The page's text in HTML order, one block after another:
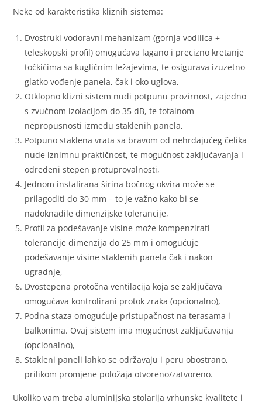
Neke od karakteristika kliznih sistema:
Dvostruki vodoravni mehanizam (gornja vodilica +
teleskopski profil) omogućava lagano i precizno kretanje
točkićima sa kugličnim ležajevima, te osigurava izuzetno
glatko vođenje panela, čak i oko uglova,
Otklopno klizni sistem nudi potpunu prozirnost, zajedno
s zvučnom izolacijom do 35 dB, te totalnom
nepropusnosti između staklenih panela,
Potpuno staklena vrata sa bravom od nehrđajućeg čelika
nude iznimnu praktičnost, te mogućnost zaključavanja i
određeni stepen protuprovalnosti,
Jednom instalirana širina bočnog okvira može se
prilagoditi do 30 mm – to je važno kako bi se
nadoknadile dimenzijske tolerancije,
Profil za podešavanje visine može kompenzirati
tolerancije dimenzija do 25 mm i omogućuje
podešavanje visine staklenih panela čak i nakon
ugradnje,
Dvostepena protočna ventilacija koja se zaključava
omogućava kontrolirani protok zraka (opcionalno),
Podna staza omogućuje pristupačnost na terasama i
balkonima. Ovaj sistem ima mogućnost zaključavanja
(opcionalno),
Stakleni paneli lahko se održavaju i peru obostrano,
prilikom promjene položaja otvoreno/zatvoreno.
Ukoliko vam treba aluminijska stolarija vrhunske kvalitete i